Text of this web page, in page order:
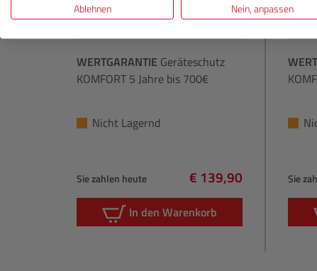
WERTGARANTIE Geräteschutz
KOMFORT 5 Jahre bis 700€
Nicht Lagernd
Sie zahlen heute
Regulärer Preis:
€ 139,90
In den Warenkorb
Sie
Ablehnen
Nein, anpassen